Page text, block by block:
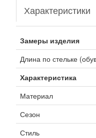
Характеристики
Замеры изделия
Длина по стельке
Характеристика
Материал
Сезон
Стиль